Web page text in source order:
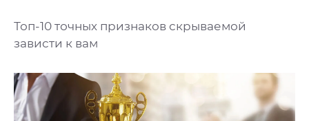
Топ-10 точных признаков скрываемой
зависти к вам